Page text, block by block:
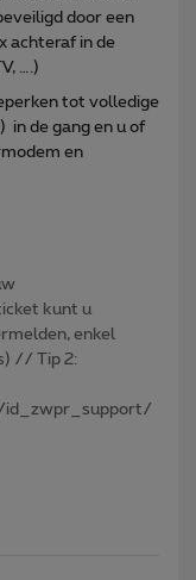
door een
achteraf in de
….)
tot volledige
de gang en u of
en
kunt u
enkel
// Tip 2: